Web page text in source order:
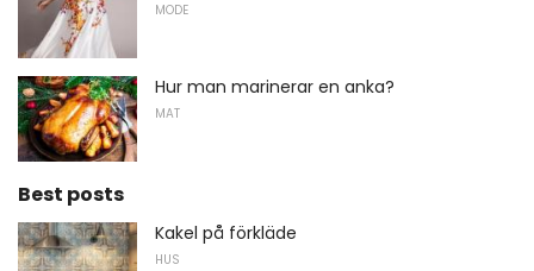
MODE
Hur man marinerar en anka?
MAT
Best posts
Kakel på förkläde
HUS